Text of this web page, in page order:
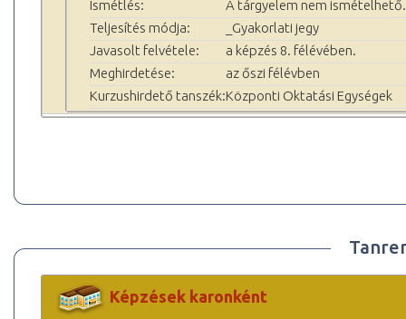
Ismétlés:
A tárgyelem nem ismételhető.
Teljesítés módja:
_Gyakorlati jegy
Javasolt felvétele:
a képzés 8. félévében.
Meghirdetése:
az őszi félévben
Kurzushirdető tanszék:Központi Oktatási Egységek
Képzések karonként